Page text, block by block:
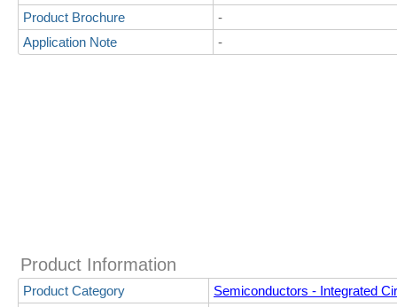
Product Brochure
-
Application Note
-
Product Information
Product Category
Semiconductors - Integrated